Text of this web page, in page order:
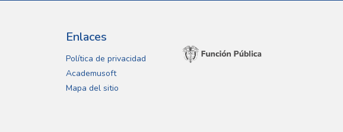
Enlaces
Política de privacidad
Academusoft
Mapa del sitio